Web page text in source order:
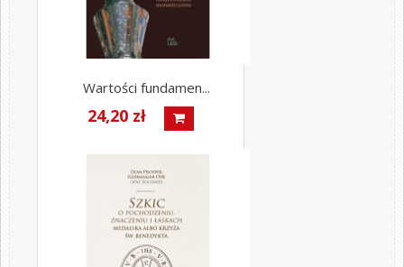
Wartości fundamen...
24,20 zł